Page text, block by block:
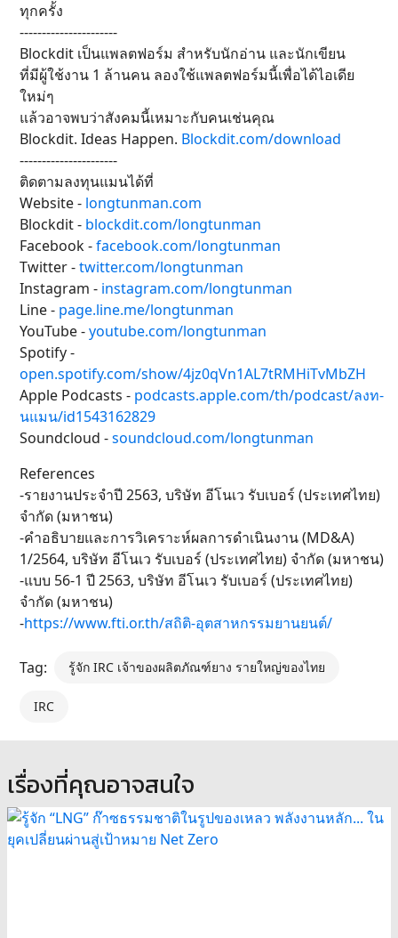
ทุกครั้ง
----------------------
Blockdit เป็นแพลตฟอร์ม สำหรับนักอ่าน และนักเขียน
ที่มีผู้ใช้งาน 1 ล้านคน ลองใช้แพลตฟอร์มนี้เพื่อได้ไอเดีย
ใหม่ๆ
แล้วอาจพบว่าสังคมนี้เหมาะกับคนเช่นคุณ
Blockdit. Ideas Happen. Blockdit.com/download
----------------------
ติดตามลงทุนแมนได้ที่
Website - longtunman.com
Blockdit - blockdit.com/longtunman
Facebook -facebook.com/longtunman
Twitter -twitter.com/longtunman
Instagram - instagram.com/longtunman
Line - page.line.me/longtunman
YouTube -youtube.com/longtunman
Spotify -
open.spotify.com/show/4jz0qVn1AL7tRMHiTvMbZH
Apple Podcasts - podcasts.apple.com/th/podcast/ลงท-
นแมน/id1543162829
Soundcloud -soundcloud.com/longtunman
References
-รายงานประจำปี 2563, บริษัท อีโนเว รับเบอร์ (ประเทศไทย)
จำกัด (มหาชน)
-คำอธิบายและการวิเคราะห์ผลการดำเนินงาน (MD&A)
1/2564, บริษัท อีโนเว รับเบอร์ (ประเทศไทย) จำกัด (มหาชน)
-แบบ 56-1 ปี 2563, บริษัท อีโนเว รับเบอร์ (ประเทศไทย)
จำกัด (มหาชน)
-https://www.fti.or.th/สถิติ-อุตสาหกรรมยานยนต์/
Tag: รู้จัก IRC เจ้าของผลิตภัณฑ์ยาง รายใหญ่ของไทย
IRC
เรื่องที่คุณอาจสนใจ